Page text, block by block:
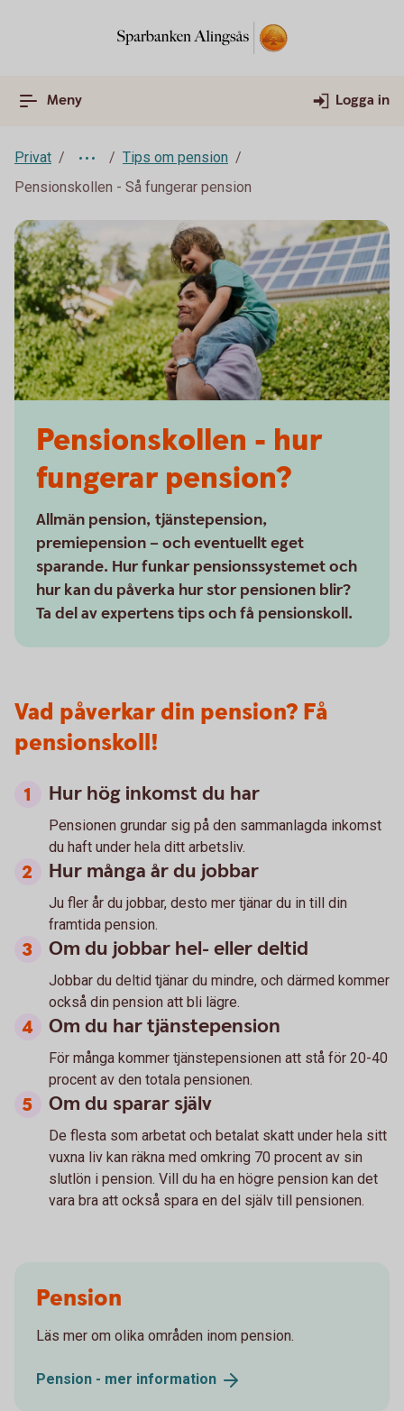
Meny Logga in
Privat
Tips om pension
Pensionskollen - Så fungerar pension
Pensionskollen - hur
fungerar pension?
Allmän pension, tjänstepension,
premiepension – och eventuellt eget
sparande. Hur funkar pensionssystemet och
hur kan du påverka hur stor pensionen blir?
Ta del av expertens tips och få pensionskoll.
Vad påverkar din pension? Få
pensionskoll!
Hur hög inkomst du har
Pensionen grundar sig på den sammanlagda inkomst
du haft under hela ditt arbetsliv.
Hur många år du jobbar
Ju fler år du jobbar, desto mer tjänar du in till din
framtida pension.
Om du jobbar hel- eller deltid
Jobbar du deltid tjänar du mindre, och därmed kommer
också din pension att bli lägre.
Om du har tjänstepension
För många kommer tjänstepensionen att stå för 20-40
procent av den totala pensionen.
Om du sparar själv
De flesta som arbetat och betalat skatt under hela sitt
vuxna liv kan räkna med omkring 70 procent av sin
slutlön i pension. Vill du ha en högre pension kan det
vara bra att också spara en del själv till pensionen.
Pension
Läs mer om olika områden inom pension.
Pension - mer information